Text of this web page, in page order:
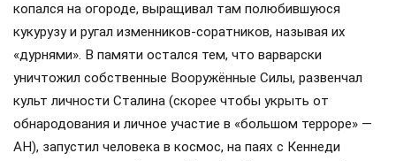
копался на огороде, выращивал там полюбившуюся
кукурузу и ругал изменников-соратников, называя их
«дурнями». В памяти остался тем, что варварски
уничтожил собственные Вооружённые Силы, развенчал
культ личности Сталина (скорее чтобы укрыть от
обнародования и личное участие в «большом терроре» —
АН), запустил человека в космос, на паях с Кеннеди